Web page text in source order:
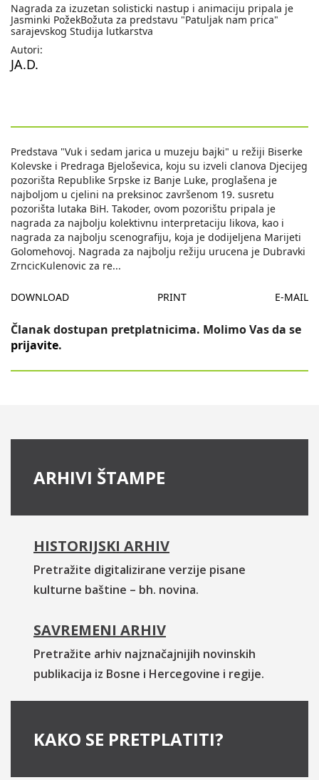
Nagrada za izuzetan solisticki nastup i animaciju pripala je
Jasminki PožekBožuta za predstavu "Patuljak nam prica"
sarajevskog Studija lutkarstva
Autori:
JA.D.
Predstava "Vuk i sedam jarica u muzeju bajki" u režiji Biserke
Kolevske i Predraga Bjeloševica, koju su izveli clanova Djecijeg
pozorišta Republike Srpske iz Banje Luke, proglašena je
najboljom u cjelini na preksinoc završenom 19. susretu
pozorišta lutaka BiH. Takoder, ovom pozorištu pripala je
nagrada za najbolju kolektivnu interpretaciju likova, kao i
nagrada za najbolju scenografiju, koja je dodijeljena Marijeti
Golomehovoj. Nagrada za najbolju režiju urucena je Dubravki
ZrncicKulenovic za re...
DOWNLOAD PRINT E-MAIL
Članak dostupan pretplatnicima. Molimo Vas da se
prijavite.
ARHIVI ŠTAMPE
HISTORIJSKI ARHIV
Pretražite digitalizirane verzije pisane
kulturne baštine – bh. novina.
SAVREMENI ARHIV
Pretražite arhiv najznačajnijih novinskih
publikacija iz Bosne i Hercegovine i regije.
KAKO SE PRETPLATITI?